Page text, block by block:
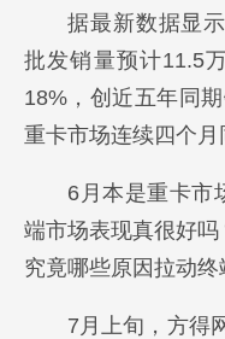
据最新数据显
批发销量预计11.5
18%，创近五年同
重卡市场连续四个月
6月本是重卡市
端市场表现真很好吗
究竟哪些原因拉动终
7月上旬，方得